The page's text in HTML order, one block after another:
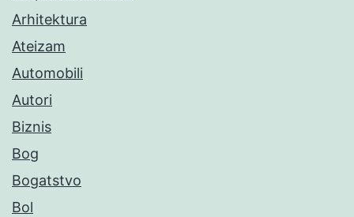
Arhitektura
Ateizam
Automobili
Autori
Biznis
Bog
Bogatstvo
Bol